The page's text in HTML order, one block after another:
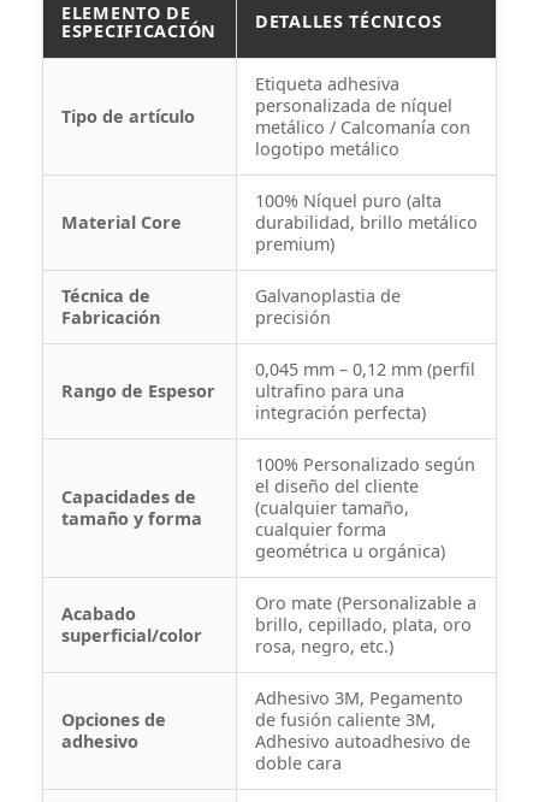
ELEMENTO DE
ESPECIFICACIÓN DETALLES TÉCNICOS
Tipo de artículo
Etiqueta adhesiva
personalizada de níquel
metálico / Calcomanía con
logotipo metálico
Material Core
100% Níquel puro (alta
durabilidad, brillo metálico
premium)
Técnica de
Fabricación
Galvanoplastia de
precisión
Rango de Espesor
0,045 mm – 0,12 mm (perfil
ultrafino para una
integración perfecta)
Capacidades de
tamaño y forma
100% Personalizado según
el diseño del cliente
(cualquier tamaño,
cualquier forma
geométrica u orgánica)
Acabado
superficial/color
Oro mate (Personalizable a
brillo, cepillado, plata, oro
rosa, negro, etc.)
Opciones de
adhesivo
Adhesivo 3M, Pegamento
de fusión caliente 3M,
Adhesivo autoadhesivo de
doble cara